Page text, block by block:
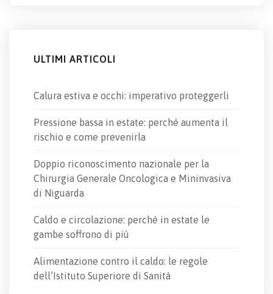
ULTIMI ARTICOLI
Calura estiva e occhi: imperativo proteggerli
Pressione bassa in estate: perché aumenta il
rischio e come prevenirla
Doppio riconoscimento nazionale per la
Chirurgia Generale Oncologica e Mininvasiva
di Niguarda
Caldo e circolazione: perché in estate le
gambe soffrono di più
Alimentazione contro il caldo: le regole
dell’Istituto Superiore di Sanità